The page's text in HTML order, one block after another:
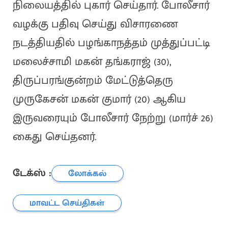
நிலையத்தில் புகார் செய்தார். போலீசார்
வழக்கு பதிவு செய்து விசாரணை
நடத்தியதில் பழங்காநத்தம் முத்துப்பட்டி
மலைச்சாமி மகன் தங்கராஜ் (30),
திருப்பரங்குன்றம் மேட்டுத்தெரு
முருகேசன் மகன் குமார் (20) ஆகிய
இருவரையும் போலீசார் நேற்று (மார்ச் 26)
கைது செய்தனர்.
டேக்ஸ் :
லோக்கல்
மாவட்ட செய்திகள்